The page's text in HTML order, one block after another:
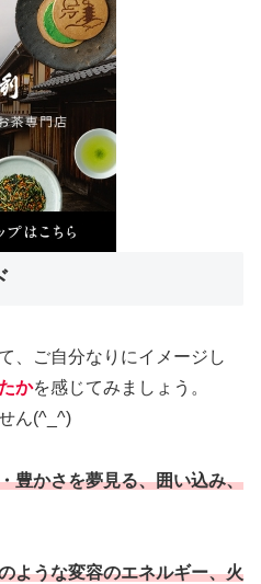
、ご自分なりにイメージし
かを感じてみましょう。
ん(^_^)
豊かさを夢見る、囲い込み、
ような変容のエネルギー、火